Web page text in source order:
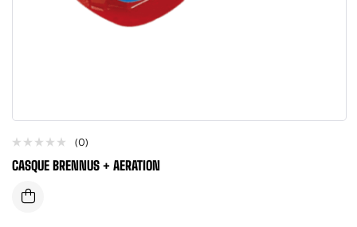
(0)
CASQUE BRENNUS + AERATION